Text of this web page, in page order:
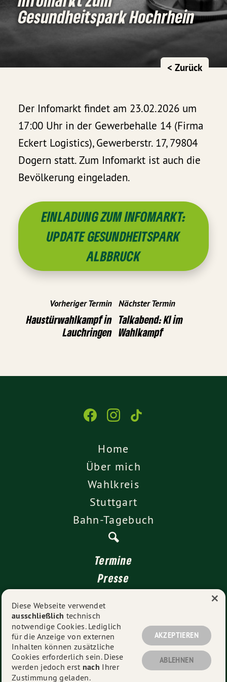
Gesundheitspark Hochrhein
< Zurück
Der Infomarkt findet am 23.02.2026 um
17:00 Uhr in der Gewerbehalle 14 (Firma
Eckert Logistics), Gewerberstr. 17, 79804
Dogern statt. Zum Infomarkt ist auch die
Bevölkerung eingeladen.
EINLADUNG ZUM INFOMARKT:
UPDATE GESUNDHEITSPARK
ALBBRUCK
Vorheriger Termin
Haustürwahlkampf in
Lauchringen
Nächster Termin
Talkabend: KI im
Wahlkampf
Home
Über mich
Wahlkreis
Stuttgart
Bahn-Tagebuch
Termine
Presse
Impressum
Datenschutz
© 2026 Niklas Nüssle MdL - Alle Rechte vorbehalten.
Diese Webseite verwendet
ausschließlich technisch
notwendige Cookies. Lediglich
für die Anzeige von externen
Inhalten können zusätzliche
Cookies erforderlich sein. Diese
werden jedoch erst nach Ihrer
Zustimmung geladen.
AKZEPTIEREN
ABLEHNEN
×